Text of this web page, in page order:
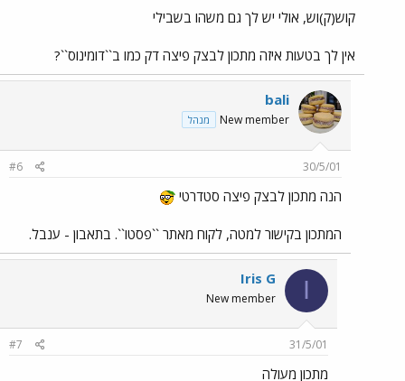
קוש(ק)וש, אולי יש לך גם משהו בשבילי
אין לך בטעות איזה מתכון לבצק פיצה דק כמו ב``דומינוס``?
bali
New member מנהל
30/5/01
#6
הנה מתכון לבצק פיצה סטדרטי
המתכון בקישור למטה, לקוח מאתר ``פסטו``. בתאבון - ענבל.
I
Iris G
New member
31/5/01
#7
מתכון מעולה